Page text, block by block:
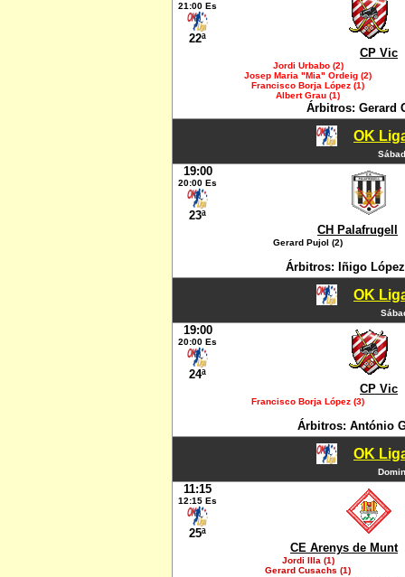
21:00 Es
22ª
CP Vic
Jordi Urbabo (2)
Josep Maria "Mia" Ordeig (2)
Francisco Borja López (1)
Albert Grau (1)
Árbitros: Gerard
OK
19:00
20:00 Es
23ª
CH Palafrugell
Gerard Pujol (2)
Árbitros: Iñigo
OK
19:00
20:00 Es
24ª
CP Vic
Francisco Borja López (3)
Árbitros: António
OK
11:15
12:15 Es
25ª
CE Arenys de Munt
Jordi Illa (1)
Gerard Cusachs (1)